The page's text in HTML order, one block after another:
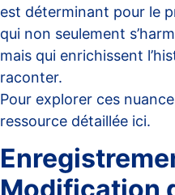
est déterminant pour le
qui non seulement
mais qui enrichissent
raconter.
Pour explorer ces
ressource détaillée ici.